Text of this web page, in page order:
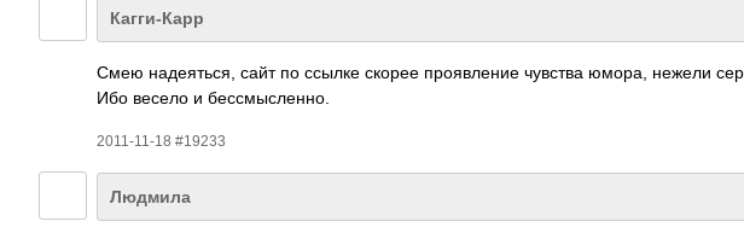
Кагги-Карр
Смею наде­яться, сайт по ссылке скорее проя­вление чувства юмора, нежели
Ибо весело и бесс­мысл­енно.
2011-11-18 #19233
Людмила